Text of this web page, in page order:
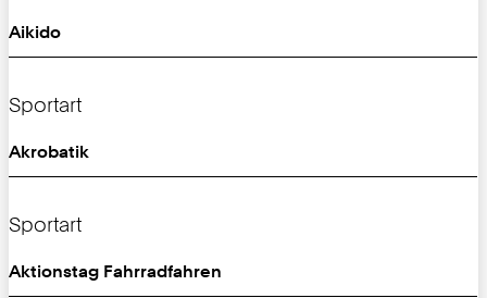
Aikido
Sportart
Akrobatik
Sportart
Aktionstag Fahrradfahren